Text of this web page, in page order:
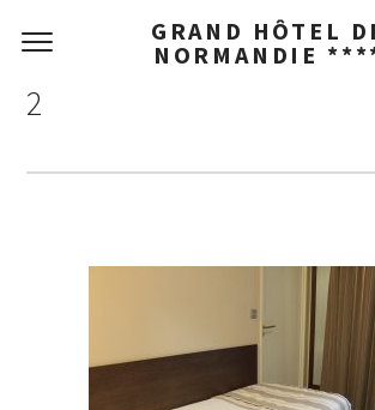
GRAND HÔTEL
NORMANDIE
2